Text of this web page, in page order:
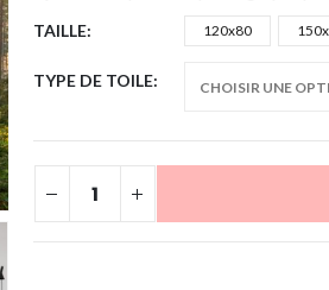
TAILLE 120x80
TYPE DE TOILE